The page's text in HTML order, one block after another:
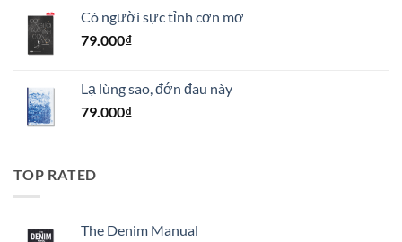
Có người sực tỉnh cơn mơ
79.000₫
Lạ lùng sao, đớn đau này
79.000₫
TOP RATED
The Denim Manual